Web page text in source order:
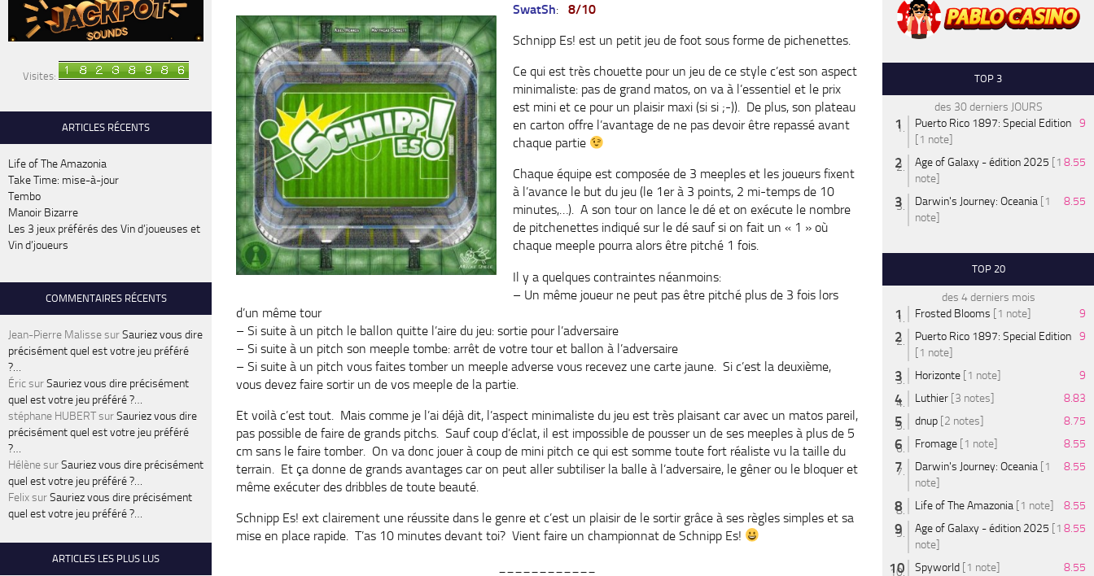
SwatSh: 8/10
Schnipp Es! est un petit jeu de foot sous forme de pichenettes.
Ce qui est très chouette pour un jeu de ce style c’est son aspect
minimaliste: pas de grand matos, on va à l’essentiel et le prix
est mini et ce pour un plaisir maxi (si si ;-)). De plus, son plateau
en carton offre l’avantage de ne pas devoir être repassé avant
chaque partie
Chaque équipe est composée de 3 meeples et les joueurs fixent
à l’avance le but du jeu (le 1er à 3 points, 2 mi-temps de 10
minutes,…). A son tour on lance le dé et on exécute le nombre
de pitchenettes indiqué sur le dé sauf si on fait un « 1 » où
chaque meeple pourra alors être pitché 1 fois.
Il y a quelques contraintes néanmoins:
– Un même joueur ne peut pas être pitché plus de 3 fois lors
d’un même tour
– Si suite à un pitch le ballon quitte l’aire du jeu: sortie pour l’adversaire
– Si suite à un pitch son meeple tombe: arrêt de votre tour et ballon à l’adversaire
– Si suite à un pitch vous faites tomber un meeple adverse vous recevez une carte jaune. Si c’est la deuxième,
vous devez faire sortir un de vos meeple de la partie.
Et voilà c’est tout. Mais comme je l’ai déjà dit, l’aspect minimaliste du jeu est très plaisant car avec un matos pareil,
pas possible de faire de grands pitchs. Sauf coup d’éclat, il est impossible de pousser un de ses meeples à plus de 5
cm sans le faire tomber. On va donc jouer à coup de mini pitch ce qui est somme toute fort réaliste vu la taille du
terrain. Et ça donne de grands avantages car on peut aller subtiliser la balle à l’adversaire, le gêner ou le bloquer et
même exécuter des dribbles de toute beauté.
Schnipp Es! ext clairement une réussite dans le genre et c’est un plaisir de le sortir grâce à ses règles simples et sa
mise en place rapide. T’as 10 minutes devant toi? Vient faire un championnat de Schnipp Es!
Visites:
ARTICLES RÉCENTS
Life of The Amazonia
Take Time: mise-à-jour
Tembo
Manoir Bizarre
Les 3 jeux préférés des Vin d’joueuses et
Vin d’joueurs
COMMENTAIRES RÉCENTS
Jean-Pierre MalissesurSauriez vous dire
précisément quel est votre jeu préféré
?…
ÉricsurSauriez vous dire précisément
quel est votre jeu préféré ?…
stéphane HUBERTsurSauriez vous dire
précisément quel est votre jeu préféré
?…
HélènesurSauriez vous dire précisément
quel est votre jeu préféré ?…
FelixsurSauriez vous dire précisément
quel est votre jeu préféré ?…
ARTICLES LES PLUS LUS
TOP 3
des 30 derniers JOURS
Puerto Rico 1897: Special Edition
[1 note]
9
Age of Galaxy - édition 2025 [1
note]
8.55
Darwin's Journey: Oceania [1
note]
8.55
TOP 20
des 4 derniers mois
Frosted Blooms [1 note]
9
Puerto Rico 1897: Special Edition
[1 note]
9
Horizonte [1 note]
9
Luthier [3 notes]
8.83
dnup [2 notes]
8.75
Fromage [1 note]
8.55
Darwin's Journey: Oceania [1
note]
8.55
Life of The Amazonia [1 note]
8.55
Age of Galaxy - édition 2025 [1
note]
8.55
Spyworld [1 note]
8.55